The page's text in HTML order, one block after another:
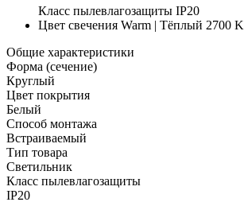
Класс пылевлагозащиты IP20
Цвет свечения Warm | Тёплый 2700 K
Общие характеристики
Форма (сечение)
Круглый
Цвет покрытия
Белый
Способ монтажа
Встраиваемый
Тип товара
Светильник
Класс пылевлагозащиты
IP20